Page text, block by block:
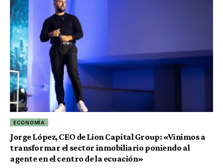
ECONOMÍA
Jorge López, CEO de Lion Capital Group: «Vinimos a
transformar el sector inmobiliario poniendo al
agente en el centro de la ecuación»